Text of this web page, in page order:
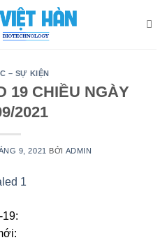
– SỰ KIỆN
19 CHIỀU NGÀY
2021
9, 2021 BỞI ADMIN
19: